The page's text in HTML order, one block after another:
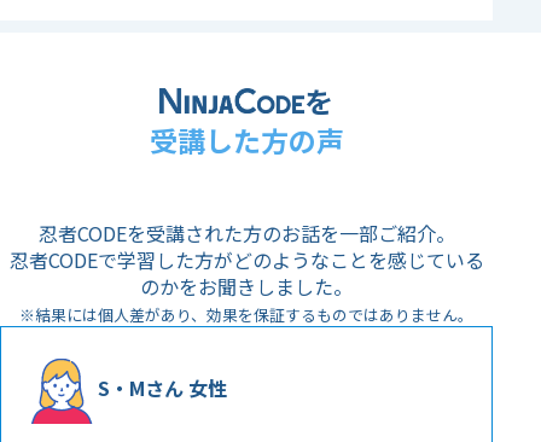
を
受講した方の声
忍者CODEを受講された方のお話を一部ご紹介。
忍者CODEで学習した方がどのようなことを感じている
のかをお聞きしました。
※結果には個人差があり、効果を保証するものではありません。
S・Mさん 女性